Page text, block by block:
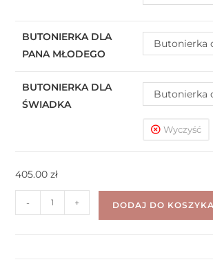
BUTONIERKA DLA
PANA MŁODEGO
Butonierka
BUTONIERKA DLA
ŚWIADKA
Butonierka
Wyczyść
405.00zł
- + DODAJ DO KOSZYKA